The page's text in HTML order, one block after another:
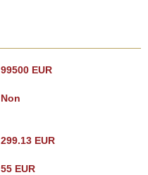
99500 EUR
Non
299.13 EUR
55 EUR